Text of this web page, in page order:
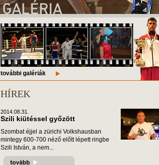
további galériák
HÍREK
2014.08.31.
Szili kiütéssel győzött
Szombat éjjel a zürichi Volkshausban
mintegy 600-700 néző előtt lépett ringbe
Szili István, a nem...